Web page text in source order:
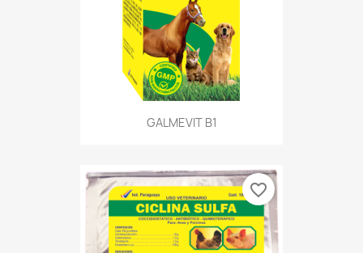
GALMEVIT B1
favorite_border